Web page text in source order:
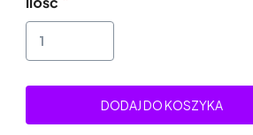
DODAJ DO KOSZYKA